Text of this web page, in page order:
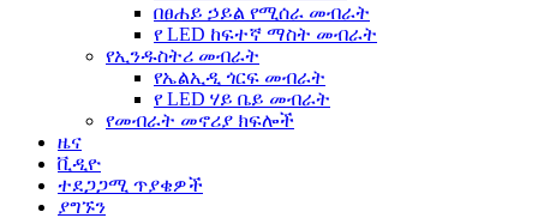
በፀሐይ ኃይል የሚሰራ መብራት
የ LED ከፍተኛ ማስት መብራት
የኢንዱስትሪ መብራት
የኤልኢዲ ጎርፍ መብራት
የ LED ሃይ ቤይ መብራት
የመብራት መኖሪያ ክፍሎች
ዜና
ቪዲዮ
ተደጋጋሚ ጥያቄዎች
ያግኙን